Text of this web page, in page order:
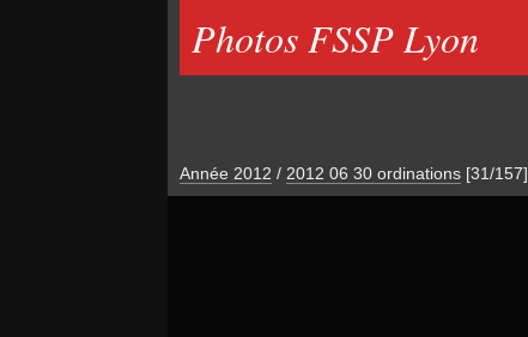
Photos FSSP Lyon
Année 2012 / 2012 06 30 ordinations [31/157]